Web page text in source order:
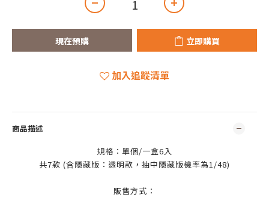
現在預購 立即購買
加入追蹤清單
商品描述
規格：單個/一盒6入
共7款 (含隱藏版：透明款，抽中隱藏版機率為1/48)
販售方式：